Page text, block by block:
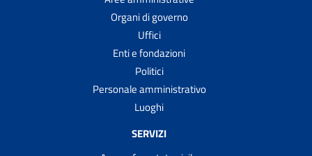
Organi di governo
Uffici
Enti e fondazioni
Politici
Personale amministrativo
Luoghi
SERVIZI